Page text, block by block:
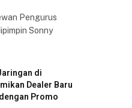
Pengurus
Sonny
di
Dealer Baru
Promo